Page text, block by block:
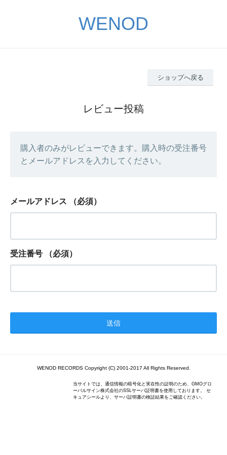
WENOD
ショップへ戻る
レビュー投稿
購入者のみがレビューできます。購入時の受注番号
とメールアドレスを入力してください。
メールアドレス （必須）
受注番号 （必須）
WENOD RECORDS Copyright (C) 2001-2017 All Rights Reserved.
当サイトでは、通信情報の暗号化と実在性の証明のため、GMOグロ
ーバルサイン株式会社のSSLサーバ証明書を使用しております。 セ
キュアシールより、サーバ証明書の検証結果をご確認ください。